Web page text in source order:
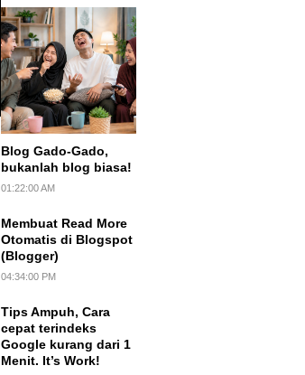
Blog Gado-Gado,
bukanlah blog biasa!
01:22:00 AM
Membuat Read More
Otomatis di Blogspot
(Blogger)
04:34:00 PM
Tips Ampuh, Cara
cepat terindeks
Google kurang dari 1
Menit. It’s Work!